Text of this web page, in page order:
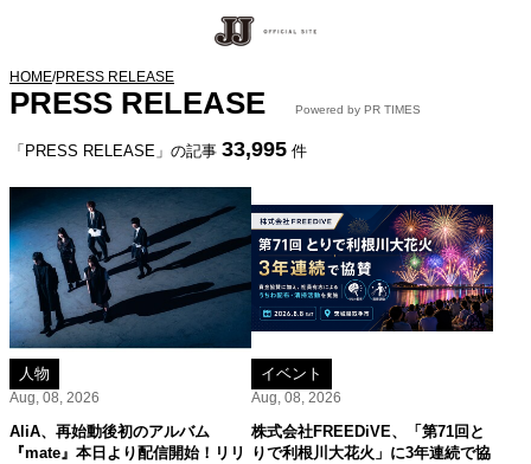
HOME/PRESS RELEASE
PRESS RELEASE Powered by PR TIMES
「PRESS RELEASE」の記事 33,995 件
人物
Aug, 08, 2026
AliA、再始動後初のアルバム
『mate』本日より配信開始！リリ
イベント
Aug, 08, 2026
株式会社FREEDiVE、「第71回と
りで利根川大花火」に3年連続で協